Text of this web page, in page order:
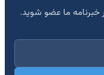
خبرنامه ما عضو شوید.